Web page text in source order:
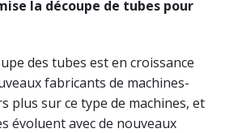
la découpe de tubes pour
des tubes est en croissance
fabricants de machines-
plus sur ce type de machines, et
évoluent avec de nouveaux